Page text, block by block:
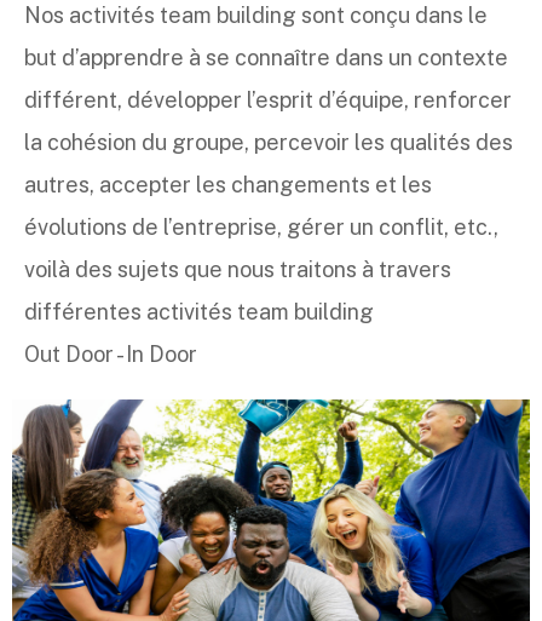
Nos activités team building sont conçu dans le
but d’apprendre à se connaître dans un contexte
différent, développer l’esprit d’équipe, renforcer
la cohésion du groupe, percevoir les qualités des
autres, accepter les changements et les
évolutions de l’entreprise, gérer un conflit, etc.,
voilà des sujets que nous traitons à travers
différentes activités team building
Out Door - In Door